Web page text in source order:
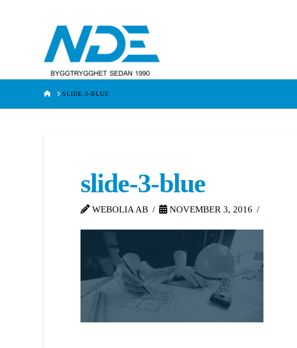
HOMESLIDE-3-BLUE
slide-3-blue
WEBOLIA AB NOVEMBER 3, 2016